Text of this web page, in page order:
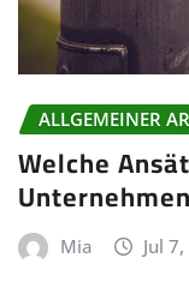
ALLGEMEINER
Welche
Mia Jul